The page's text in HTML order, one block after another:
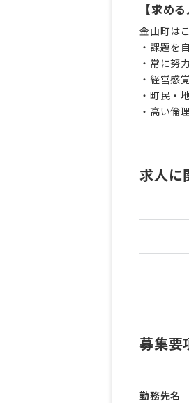
【求め
金山町は
・課題を
・常に努
・経営感
・町民・
・高い倫
求人に
募集要
勤務先名